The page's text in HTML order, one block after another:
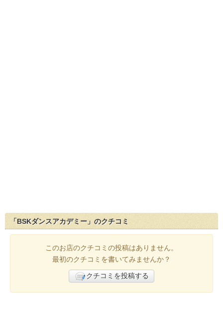
「BSKダンスアカデミー」のクチコミ
このお店のクチコミの投稿はありません。
最初のクチコミを書いてみませんか？
クチコミを投稿する